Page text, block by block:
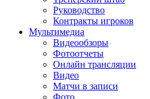
Руководство
Контракты игроков
Мультимедиа
Видеообзоры
Фотоотчеты
Онлайн трансляции
Видео
Матчи в записи
Фото